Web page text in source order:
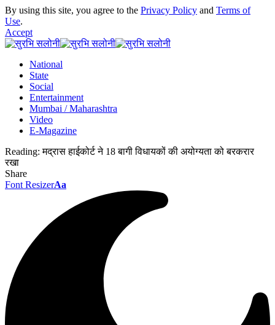
By using this site, you agree to the Privacy Policy and Terms of
Use.
Accept
National
State
Social
Entertainment
Mumbai / Maharashtra
Video
E-Magazine
Reading: मद्रास हाईकोर्ट ने 18 बागी विधायकों की अयोग्यता को बरकरार
रखा
Share
Font ResizerAa